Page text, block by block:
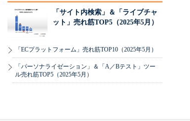
「サイト内検索」＆「ライブチャ
ット」売れ筋TOP5（2025年5月）
「ECプラットフォーム」売れ筋TOP10（2025年5月）
「パーソナライゼーション」＆「A／Bテスト」ツー
ル売れ筋TOP5（2025年5月）